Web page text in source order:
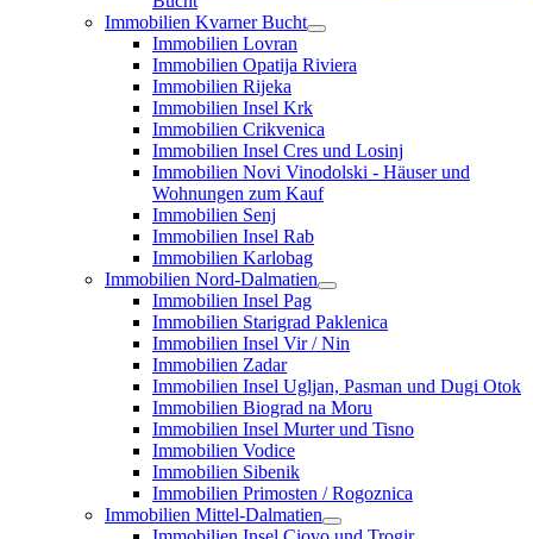
Immobilien Kvarner Bucht
Immobilien Lovran
Immobilien Opatija Riviera
Immobilien Rijeka
Immobilien Insel Krk
Immobilien Crikvenica
Immobilien Insel Cres und Losinj
Immobilien Novi Vinodolski - Häuser und
Wohnungen zum Kauf
Immobilien Senj
Immobilien Insel Rab
Immobilien Karlobag
Immobilien Nord-Dalmatien
Immobilien Insel Pag
Immobilien Starigrad Paklenica
Immobilien Insel Vir / Nin
Immobilien Zadar
Immobilien Insel Ugljan, Pasman und Dugi Otok
Immobilien Biograd na Moru
Immobilien Insel Murter und Tisno
Immobilien Vodice
Immobilien Sibenik
Immobilien Primosten / Rogoznica
Immobilien Mittel-Dalmatien